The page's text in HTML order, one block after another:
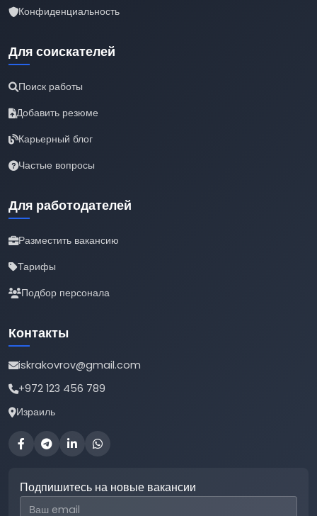
Конфиденциальность
Для соискателей
Поиск работы
Добавить резюме
Карьерный блог
Частые вопросы
Для работодателей
Разместить вакансию
Тарифы
Подбор персонала
Контакты
iskrakovrov@gmail.com
+972 123 456 789
Израиль
Подпишитесь на новые вакансии
Email для подписки